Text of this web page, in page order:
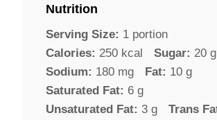
Nutrition
Serving Size: 1 portion
Calories: 250 kcal Sugar: 20 g
Sodium: 180 mg Fat: 10 g
Saturated Fat: 6 g
Unsaturated Fat: 3 g Trans